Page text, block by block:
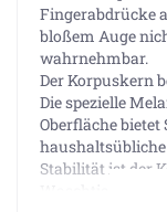
Fingerabdrücke
bloßem Auge
wahrnehmbar.
Der Korpuskern
Die spezielle
Oberfläche
Stabilität ist der